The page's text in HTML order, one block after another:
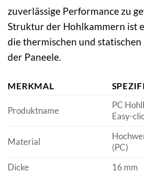
zuverlässige Performance zu
Struktur der Hohlkammern ist
die thermischen und statischen
der Paneele.
MERKMAL
Produktname
PC
Easy-
Material
(PC)
Dicke
16 mm